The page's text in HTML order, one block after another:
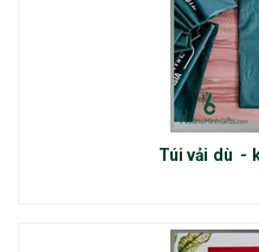
Túi vải dù -